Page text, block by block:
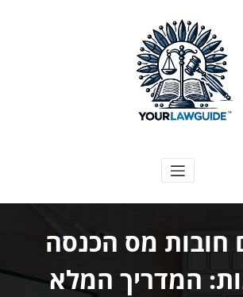
המשפטי שלך
חובות מס הכנסה
המדריך המלא